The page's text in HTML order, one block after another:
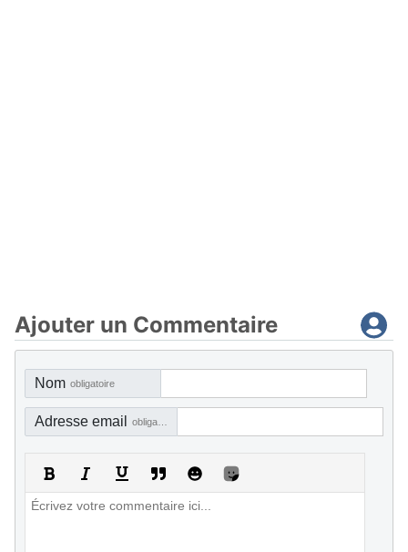
Ajouter un Commentaire
Nom obligatoire
Adresse email